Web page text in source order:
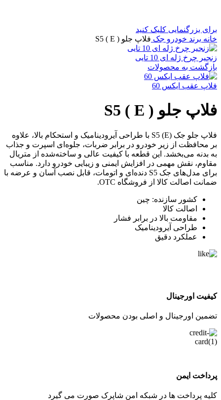
برای بزرگنمایی کلیک کنید
خانه برند خودرو جک فلاپ جلو S5 ( E )
زنجیر چرخ ژله ای 10 تایی
بازگشت به محصولات
فلاپ عقب ایکس 60
فلاپ جلو S5 ( E )
فلاپ جلو جک S5 (E) با طراحی آیرودینامیک و استحکام بالا، علاوه
بر محافظت از زیر خودرو در برابر ضربات، جلوه‌ای اسپرت و جذاب
به بدنه می‌بخشد. این قطعه با کیفیت عالی و ساخته‌شده از متریال
مقاوم، نقش مهمی در افزایش ایمنی و زیبایی خودرو دارد. مناسب
برای مدل‌های جک S5 دنده‌ای و اتومات، قابل نصب آسان و عرضه با
ضمانت اصالت کالا از فروشگاه OTC.
کشور سازنده: چین
اصالت کالا
مقاومت بالا در برابر فشار
طراحی آیرودینامیک
عملکرد دقیق
کیفیت اورجینال
تضمین اورجینال و اصلی بودن محصولات
پرداخت ایمن
کلیه پرداخت ها در شبکه امن شاپرک صورت می گیرد